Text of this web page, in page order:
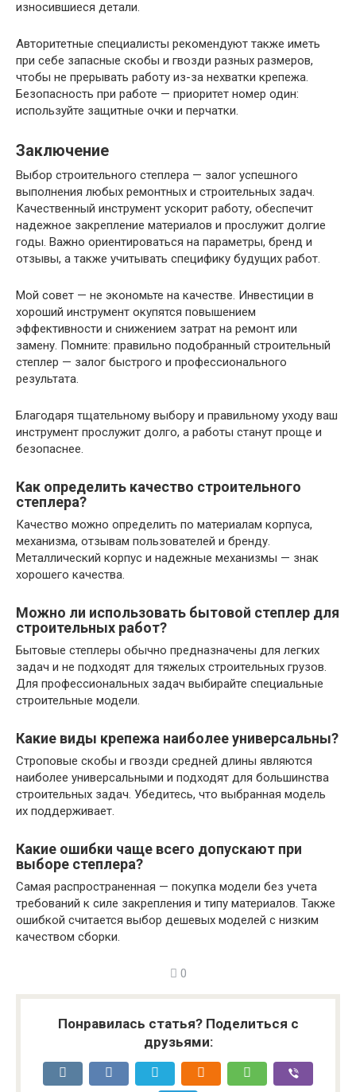
износившиеся детали.
Авторитетные специалисты рекомендуют также иметь
при себе запасные скобы и гвозди разных размеров,
чтобы не прерывать работу из-за нехватки крепежа.
Безопасность при работе — приоритет номер один:
используйте защитные очки и перчатки.
Заключение
Выбор строительного степлера — залог успешного
выполнения любых ремонтных и строительных задач.
Качественный инструмент ускорит работу, обеспечит
надежное закрепление материалов и прослужит долгие
годы. Важно ориентироваться на параметры, бренд и
отзывы, а также учитывать специфику будущих работ.
Мой совет — не экономьте на качестве. Инвестиции в
хороший инструмент окупятся повышением
эффективности и снижением затрат на ремонт или
замену. Помните: правильно подобранный строительный
степлер — залог быстрого и профессионального
результата.
Благодаря тщательному выбору и правильному уходу ваш
инструмент прослужит долго, а работы станут проще и
безопаснее.
Как определить качество строительного
степлера?
Качество можно определить по материалам корпуса,
механизма, отзывам пользователей и бренду.
Металлический корпус и надежные механизмы — знак
хорошего качества.
Можно ли использовать бытовой степлер для
строительных работ?
Бытовые степлеры обычно предназначены для легких
задач и не подходят для тяжелых строительных грузов.
Для профессиональных задач выбирайте специальные
строительные модели.
Какие виды крепежа наиболее универсальны?
Строповые скобы и гвозди средней длины являются
наиболее универсальными и подходят для большинства
строительных задач. Убедитесь, что выбранная модель
их поддерживает.
Какие ошибки чаще всего допускают при
выборе степлера?
Самая распространенная — покупка модели без учета
требований к силе закрепления и типу материалов. Также
ошибкой считается выбор дешевых моделей с низким
качеством сборки.
0
Понравилась статья? Поделиться с
друзьями: